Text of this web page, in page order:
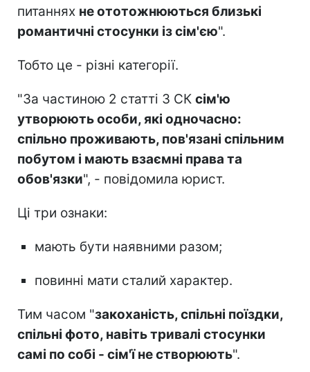
питаннях не ототожнюються близькі
романтичні стосунки із сім'єю".
Тобто це - різні категорії.
"За частиною 2 статті 3 СК сім'ю
утворюють особи, які одночасно:
спільно проживають, пов'язані спільним
побутом і мають взаємні права та
обов'язки", - повідомила юрист.
Ці три ознаки:
мають бути наявними разом;
повинні мати сталий характер.
Тим часом "закоханість, спільні поїздки,
спільні фото, навіть тривалі стосунки
самі по собі - сім'ї не створюють".